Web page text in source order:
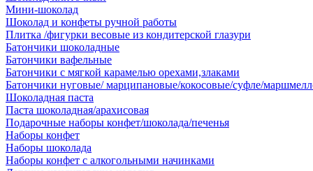
Мини-шоколад
Шоколад и конфеты ручной работы
Плитка /фигурки весовые из кондитерской глазури
Батончики шоколадные
Батончики вафельные
Батончики с мягкой карамелью орехами,злаками
Батончики нуговые/ марципановые/кокосовые/суфле/
Шоколадная паста
Паста шоколадная/арахисовая
Подарочные наборы конфет/шоколада/печенья
Наборы конфет
Наборы шоколада
Наборы конфет с алкогольными начинками